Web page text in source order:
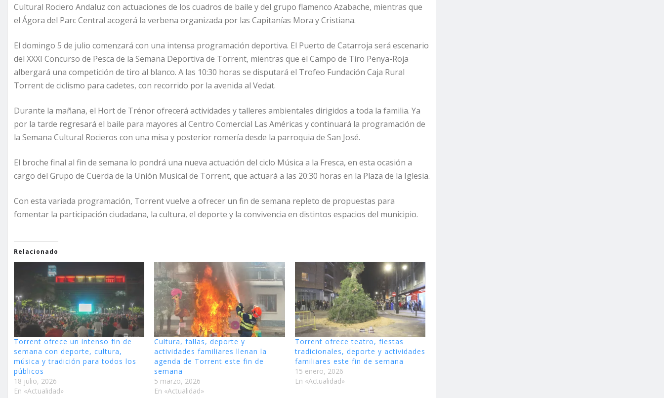
Cultural Rociero Andaluz con actuaciones de los cuadros de baile y del grupo flamenco Azabache, mientras que
el Ágora del Parc Central acogerá la verbena organizada por las Capitanías Mora y Cristiana.
El domingo 5 de julio comenzará con una intensa programación deportiva. El Puerto de Catarroja será escenario
del XXXI Concurso de Pesca de la Semana Deportiva de Torrent, mientras que el Campo de Tiro Penya-Roja
albergará una competición de tiro al blanco. A las 10:30 horas se disputará el Trofeo Fundación Caja Rural
Torrent de ciclismo para cadetes, con recorrido por la avenida al Vedat.
Durante la mañana, el Hort de Trénor ofrecerá actividades y talleres ambientales dirigidos a toda la familia. Ya
por la tarde regresará el baile para mayores al Centro Comercial Las Américas y continuará la programación de
la Semana Cultural Rocieros con una misa y posterior romería desde la parroquia de San José.
El broche final al fin de semana lo pondrá una nueva actuación del ciclo Música a la Fresca, en esta ocasión a
cargo del Grupo de Cuerda de la Unión Musical de Torrent, que actuará a las 20:30 horas en la Plaza de la Iglesia.
Con esta variada programación, Torrent vuelve a ofrecer un fin de semana repleto de propuestas para
fomentar la participación ciudadana, la cultura, el deporte y la convivencia en distintos espacios del municipio.
Relacionado
Torrent ofrece un intenso fin de
semana con deporte, cultura,
música y tradición para todos los
públicos
18 julio, 2026
En «Actualidad»
Cultura, fallas, deporte y
actividades familiares llenan la
agenda de Torrent este fin de
semana
5 marzo, 2026
En «Actualidad»
Torrent ofrece teatro, fiestas
tradicionales, deporte y actividades
familiares este fin de semana
15 enero, 2026
En «Actualidad»